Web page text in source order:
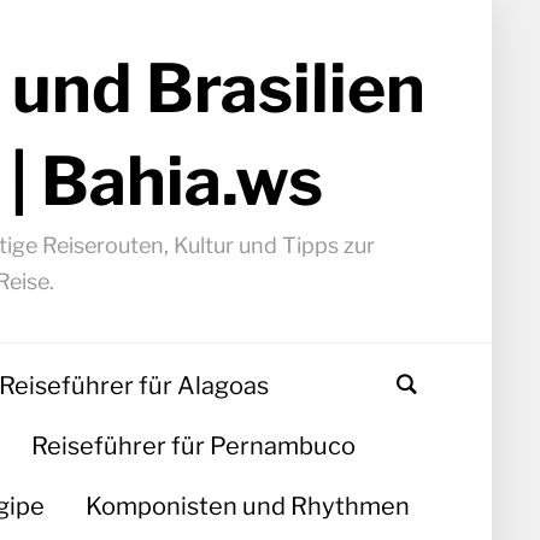
Brasilien
Bahia.ws
Reiserouten, Kultur und Tipps zur
Reiseführer für Alagoas
Reiseführer für Pernambuco
Komponisten und Rhythmen